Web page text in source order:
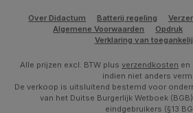
Over Didactum Batterij regeling
Algemene Voorwaarden
Opdruk
Verklaring van
Alle prijzen excl. BTW plus verzendkosten en
indien niet anders
De verkoop is uitsluitend bestemd voor
van het Duitse Burgerlijk Wetboek
eindgebruikers (§13